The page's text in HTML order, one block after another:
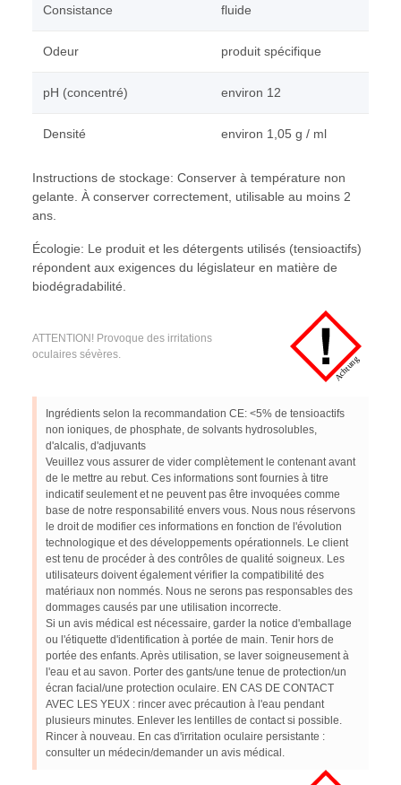
Consistance fluide
Odeur produit spécifique
pH (concentré) environ 12
Densité environ 1,05 g / ml
Instructions de stockage: Conserver à température non
gelante. À conserver correctement, utilisable au moins 2
ans.
Écologie: Le produit et les détergents utilisés (tensioactifs)
répondent aux exigences du législateur en matière de
biodégradabilité.
ATTENTION! Provoque des irritations
oculaires sévères.
Ingrédients selon la recommandation CE: <5% de tensioactifs
non ioniques, de phosphate, de solvants hydrosolubles,
d'alcalis, d'adjuvants
Veuillez vous assurer de vider complètement le contenant avant
de le mettre au rebut. Ces informations sont fournies à titre
indicatif seulement et ne peuvent pas être invoquées comme
base de notre responsabilité envers vous. Nous nous réservons
le droit de modifier ces informations en fonction de l'évolution
technologique et des développements opérationnels. Le client
est tenu de procéder à des contrôles de qualité soigneux. Les
utilisateurs doivent également vérifier la compatibilité des
matériaux non nommés. Nous ne serons pas responsables des
dommages causés par une utilisation incorrecte.
Si un avis médical est nécessaire, garder la notice d'emballage
ou l'étiquette d'identification à portée de main. Tenir hors de
portée des enfants. Après utilisation, se laver soigneusement à
l'eau et au savon. Porter des gants/une tenue de protection/un
écran facial/une protection oculaire. EN CAS DE CONTACT
AVEC LES YEUX : rincer avec précaution à l'eau pendant
plusieurs minutes. Enlever les lentilles de contact si possible.
Rincer à nouveau. En cas d'irritation oculaire persistante :
consulter un médecin/demander un avis médical.